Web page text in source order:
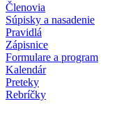
Členovia
Súpisky a nasadenie
Pravidlá
Zápisnice
Formulare a program
Kalendár
Preteky
Rebríčky